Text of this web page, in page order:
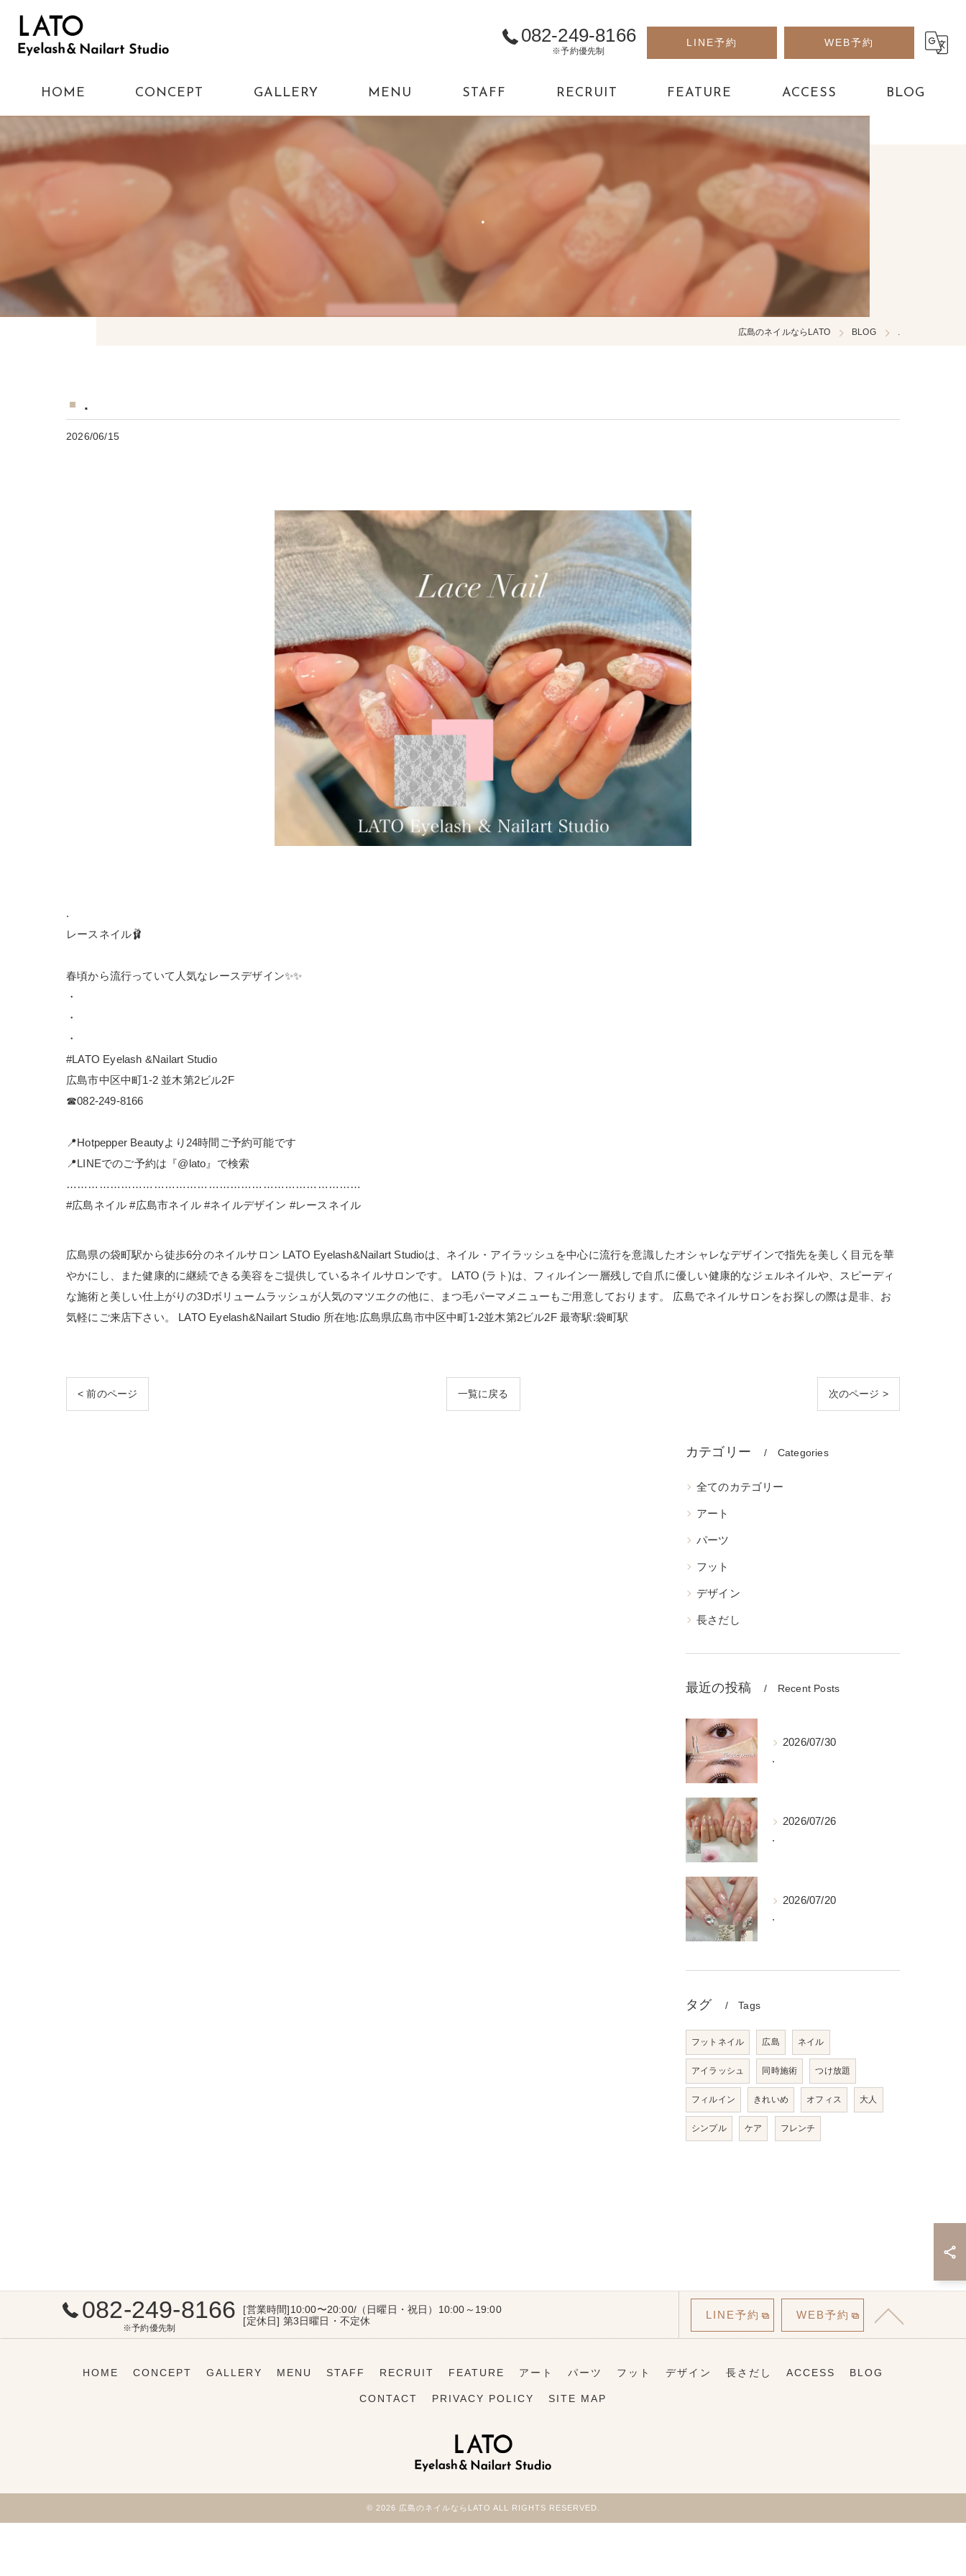
082-249-8166
※予約優先制
LINE予約 WEB予約
HOME CONCEPT GALLERY MENU STAFF RECRUIT FEATURE
フット
長さだし
ACCESS BLOG
.
広島のネイルならLATO BLOG .
.
2026/06/15
.
レースネイル🩰
春頃から流行っていて人気なレースデザイン✨✨
・
・
・
#LATO Eyelash &Nailart Studio
広島市中区中町1-2 並木第2ビル2F
☎︎082-249-8166
📍Hotpepper Beautyより24時間ご予約可能です
📍LINEでのご予約は『@lato』で検索
………………………………………………………………………
#広島ネイル #広島市ネイル #ネイルデザイン #レースネイル
広島県の袋町駅から徒歩6分のネイルサロン LATO Eyelash&Nailart Studioは、ネイル・アイラッシュを中心に流行を意識したオシャレなデザインで指先を美しく目元を華
やかにし、また健康的に継続できる美容をご提供しているネイルサロンです。 LATO (ラト)は、フィルイン一層残しで自爪に優しい健康的なジェルネイルや、スピーディ
な施術と美しい仕上がりの3Dボリュームラッシュが人気のマツエクの他に、まつ毛パーマメニューもご用意しております。 広島でネイルサロンをお探しの際は是非、お
気軽にご来店下さい。 LATO Eyelash&Nailart Studio 所在地:広島県広島市中区中町1-2並木第2ビル2F 最寄駅:袋町駅
< 前のページ 一覧に戻る 次のページ >
カテゴリー Categories
全てのカテゴリー
アート
パーツ
フット
デザイン
長さだし
最近の投稿 Recent Posts
2026/07/30
.
2026/07/26
.
2026/07/20
.
タグ Tags
フットネイル 広島 ネイル
アイラッシュ 同時施術 つけ放題
フィルイン きれいめ オフィス 大人
シンプル ケア フレンチ
082-249-8166
※予約優先制
[営業時間]10:00〜20:00/（日曜日・祝日）10:00～19:00
[定休日] 第3日曜日・不定休
LINE予約 WEB予約
HOME CONCEPT GALLERY MENU STAFF RECRUIT FEATURE アート パーツ フット デザイン 長さだし ACCESS BLOG
CONTACT PRIVACY POLICY SITE MAP
© 2026 広島のネイルならLATO ALL RIGHTS RESERVED.